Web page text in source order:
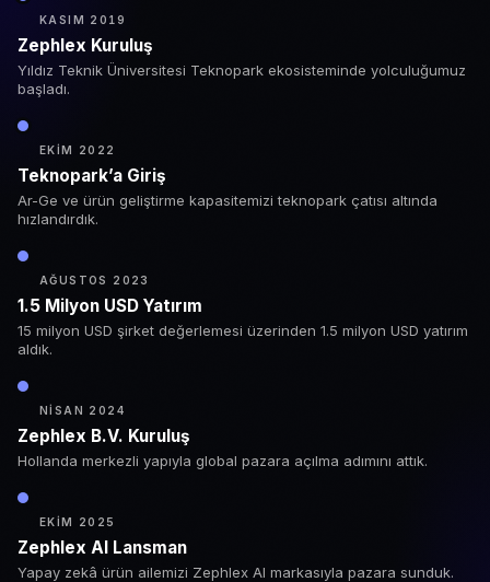
KASIM 2019
Zephlex Kuruluş
Yıldız Teknik Üniversitesi Teknopark ekosisteminde yolculuğumuz
başladı.
EKIM 2022
Teknopark’a Giriş
Ar-Ge ve ürün geliştirme kapasitemizi teknopark çatısı altında
hızlandırdık.
AĞUSTOS 2023
1.5 Milyon USD Yatırım
15 milyon USD şirket değerlemesi üzerinden 1.5 milyon USD yatırım
aldık.
NISAN 2024
Zephlex B.V. Kuruluş
Hollanda merkezli yapıyla global pazara açılma adımını attık.
EKIM 2025
Zephlex AI Lansman
Yapay zekâ ürün ailemizi Zephlex AI markasıyla pazara sunduk.